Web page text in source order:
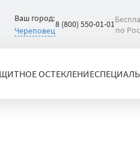
Ваш город:
Череповец
8 (800) 550-01-01
по
ОСТЕКЛЕНИЕ